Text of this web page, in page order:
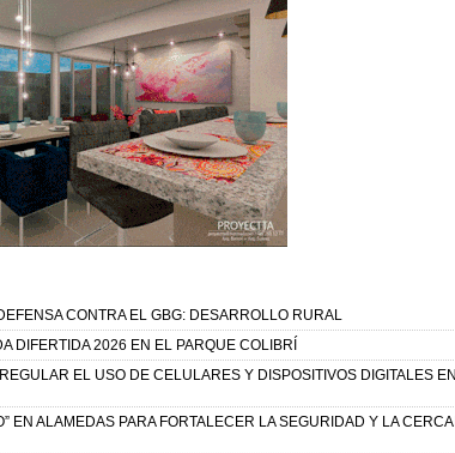
CONTRA EL GBG: DESARROLLO RURAL
DIFERTIDA 2026 EN EL PARQUE COLIBRÍ
EL USO DE CELULARES Y DISPOSITIVOS DIGITALES
EN ALAMEDAS PARA FORTALECER LA SEGURIDAD Y LA